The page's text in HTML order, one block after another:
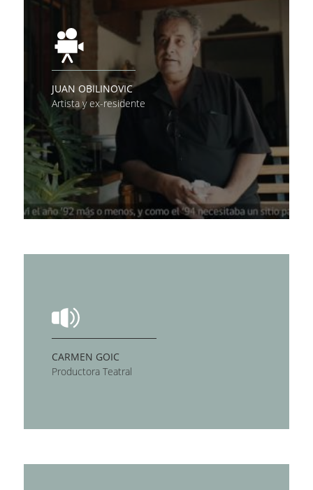
JUAN OBILINOVIC
Artista y ex-residente
CARMEN GOIC
Productora Teatral